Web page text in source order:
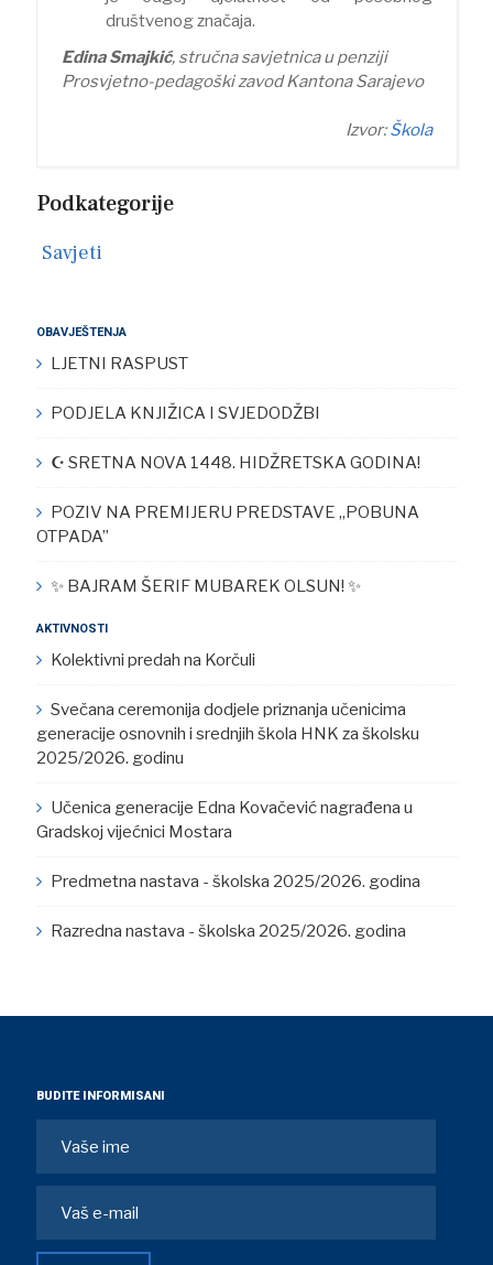
društvenog značaja.
Edina Smajkić, stručna savjetnica u penziji
Prosvjetno-pedagoški zavod Kantona Sarajevo
Izvor:Škola
Podkategorije
Savjeti
OBAVJEŠTENJA
LJETNI RASPUST
PODJELA KNJIŽICA I SVJEDODŽBI
☪︎ SRETNA NOVA 1448. HIDŽRETSKA GODINA!
POZIV NA PREMIJERU PREDSTAVE „POBUNA
OTPADA”
✨ BAJRAM ŠERIF MUBAREK OLSUN! ✨
AKTIVNOSTI
Kolektivni predah na Korčuli
Svečana ceremonija dodjele priznanja učenicima
generacije osnovnih i srednjih škola HNK za školsku
2025/2026. godinu
Učenica generacije Edna Kovačević nagrađena u
Gradskoj vijećnici Mostara
Predmetna nastava - školska 2025/2026. godina
Razredna nastava - školska 2025/2026. godina
BUDITE INFORMISANI